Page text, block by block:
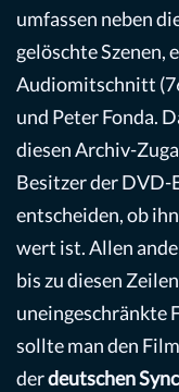
umfassen neben
gelöschte Szenen,
Audiomitschnitt
und Peter Fonda.
diesen Archiv-
Besitzer der DVD-
entscheiden, ob
wert ist. Allen
bis zu diesen
uneingeschränkte
sollte man den
derdeutschen